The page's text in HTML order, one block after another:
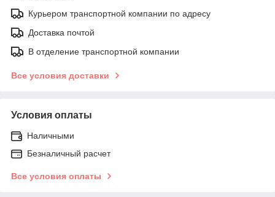
Курьером транспортной компании по адресу
Доставка почтой
В отделение транспортной компании
Все условия доставки
Условия оплаты
Наличными
Безналичный расчет
Все условия оплаты